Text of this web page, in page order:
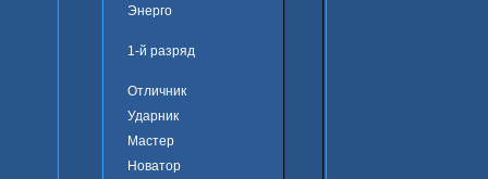
Энерго
1-й разряд
Отличник
Ударник
Мастер
Новатор